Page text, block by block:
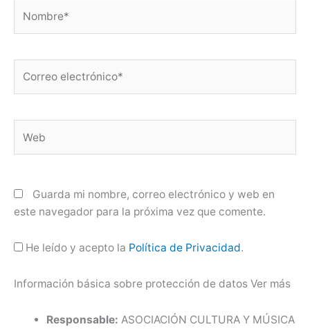
electrónico*
Guarda mi nombre, correo electrónico y web en
este navegador para la próxima vez que comente.
He leído y acepto la Política de Privacidad.
Información básica sobre protección de datos Ver más
Responsable: ASOCIACIÓN CULTURA Y MÚSICA